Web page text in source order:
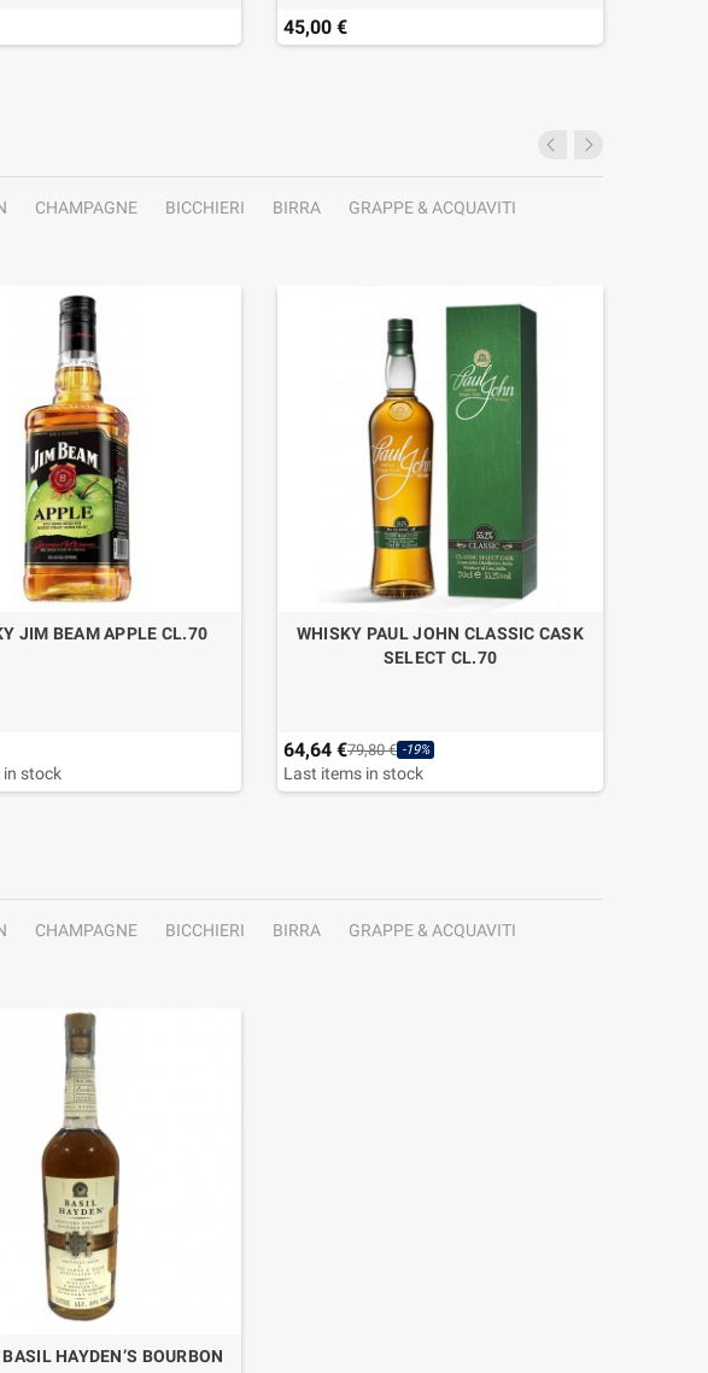
45,00 €
CHAMPAGNE BICCHIERI BIRRA
GRAPPE & ACQUAVITI
JIM BEAM APPLE CL.70
in stock
WHISKY PAUL JOHN CLASSIC CASK
SELECT CL.70
64,64 €79,80 € -19%
Last items in stock
CHAMPAGNE BICCHIERI BIRRA
GRAPPE & ACQUAVITI
HAYDEN’S BOURBON